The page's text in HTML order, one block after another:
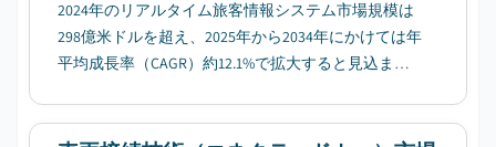
2024年のリアルタイム旅客情報システム市場規模は
298億米ドルを超え、2025年から2034年にかけては年
平均成長率（CAGR）約12.1%で拡大すると見込まれ